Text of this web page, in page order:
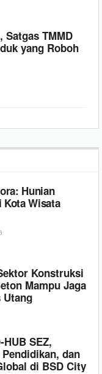
Satgas TMMD
yang Roboh
Hunian
Wisata
Konstruksi
Mampu Jaga
Utang
SEZ,
dan
di BSD City